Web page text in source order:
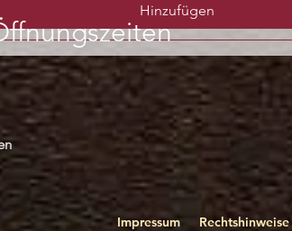
Hinzufügen
Impressum Rechtshinweise